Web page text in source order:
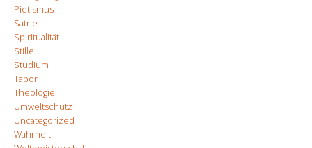
Pietismus
Satrie
Spiritualität
Stille
Studium
Tabor
Theologie
Umweltschutz
Uncategorized
Wahrheit